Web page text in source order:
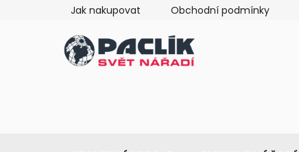
Jak nakupovat Obchodní podmínky